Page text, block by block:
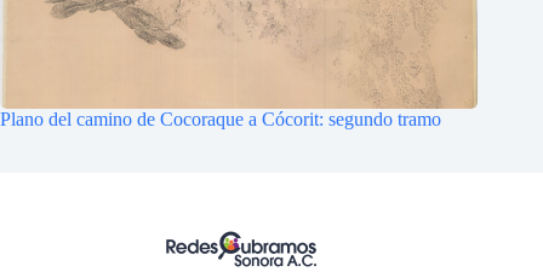
Plano del camino de Cocoraque a Cócorit: segundo tramo